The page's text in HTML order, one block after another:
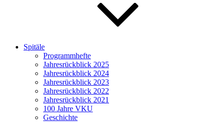
Spitäle
Programmhefte
Jahresrückblick 2025
Jahresrückblick 2024
Jahresrückblick 2023
Jahresrückblick 2022
Jahresrückblick 2021
100 Jahre VKU
Geschichte